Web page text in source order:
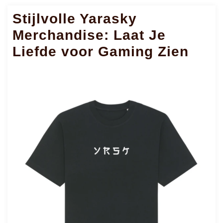
Stijlvolle Yarasky
Merchandise: Laat Je
Liefde voor Gaming Zien